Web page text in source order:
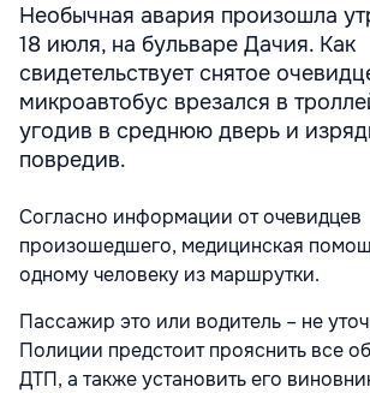
Необычная авария произошла
18 июля, на бульваре Дачия. Как
свидетельствует снятое
микроавтобус врезался в
угодив в среднюю дверь и
повредив.
Согласно информации от очевидцев
произошедшего, медицинская
одному человеку из маршрутки.
Пассажир это или водитель – не
Полиции предстоит прояснить все
ДТП, а также установить его